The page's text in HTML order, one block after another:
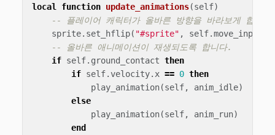
local function update_animations(self)
-- 플레이어 캐릭터가 올바른 방향을 바라보게 합니
sprite. set_hflip( "#sprite" , self.move_input
-- 올바른 애니메이션이 재생되도록 합니다.
if self. ground_contact then
if self.velocity. x == 0 then
play_animation(self, anim_idle)
else
play_animation(self, anim_run)
end